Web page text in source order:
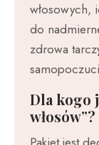
włosowych,
do
zdrowa
Dla kogo
włosów”?